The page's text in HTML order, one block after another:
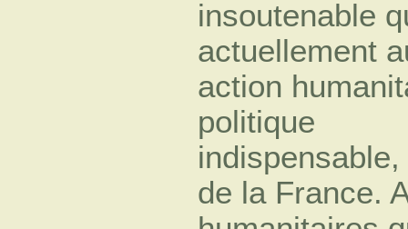
insoutenable
actuellement
action
politique
de la France.